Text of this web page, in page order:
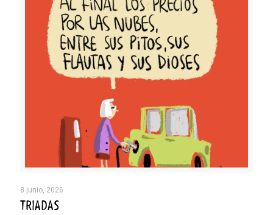
8 junio, 2026
TRIADAS